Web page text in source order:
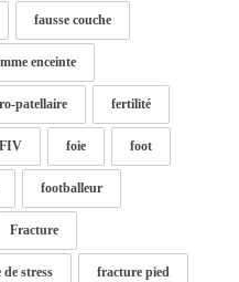
fausse couche
enceinte
patellaire fertilité
FIV foie foot
footballeur
Fracture
stress fracture pied